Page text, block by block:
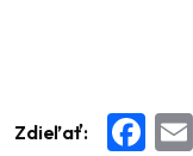
Zdieľať: